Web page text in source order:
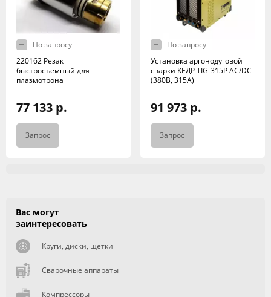
По запросу
220162 Резак
быстросъемный для
плазмотрона
77 133 р.
Запрос
По запросу
Установка аргонодуговой
сварки КЕДР TIG-315P AC/DC
(380В, 315А)
91 973 р.
Запрос
Вас могут
заинтересовать
Круги, диски, щетки
Сварочные аппараты
Компрессоры